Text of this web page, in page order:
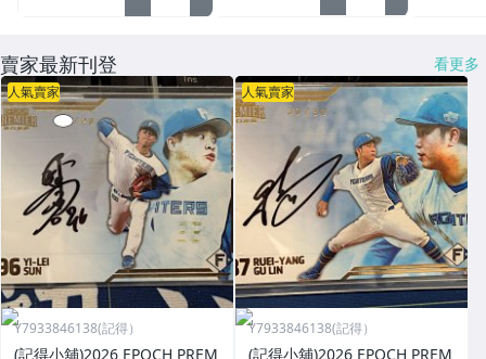
賣家最新刊登 看更多
人氣賣家
Y7933846138(記得）
(記得小舖)2026 EPOCH PREM
人氣賣家
Y7933846138(記得）
(記得小舖)2026 EPOCH PREM